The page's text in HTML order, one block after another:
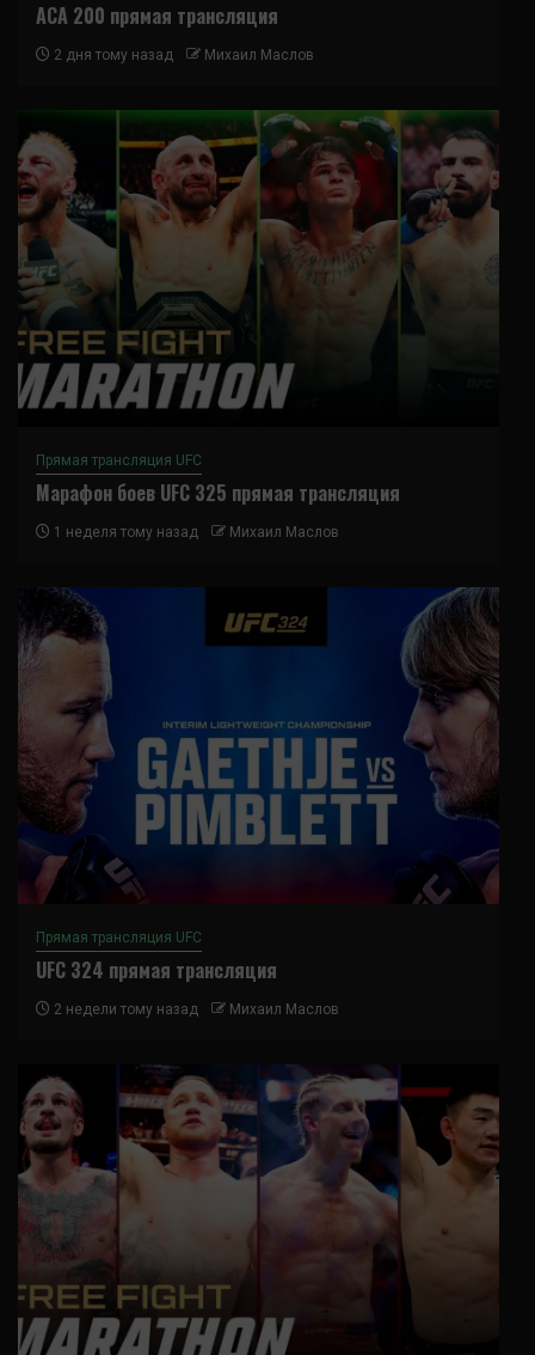
ACA 200 прямая трансляция
2 дня тому назад Михаил Маслов
Прямая трансляция UFC
Марафон боев UFC 325 прямая трансляция
1 неделя тому назад Михаил Маслов
Прямая трансляция UFC
UFC 324 прямая трансляция
2 недели тому назад Михаил Маслов